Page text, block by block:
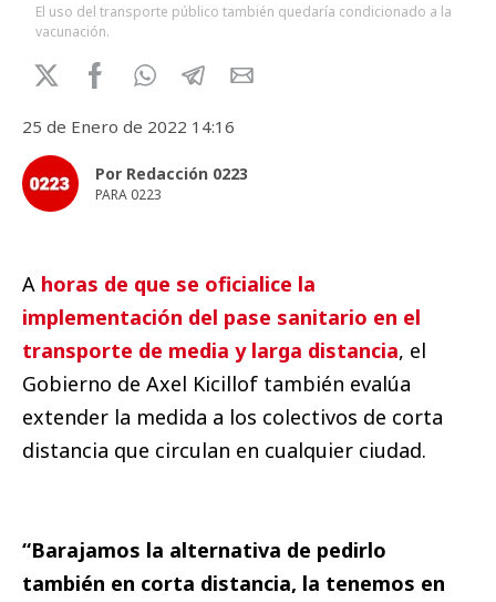
El uso del transporte público también quedaría condicionado a la
vacunación.
25 de Enero de 2022 14:16
Por Redacción 0223
PARA 0223
A horas de que se oficialice la
implementación del pase sanitario en el
transporte de media y larga distancia, el
Gobierno de Axel Kicillof también evalúa
extender la medida a los colectivos de corta
distancia que circulan en cualquier ciudad.
“Barajamos la alternativa de pedirlo
también en corta distancia, la tenemos en